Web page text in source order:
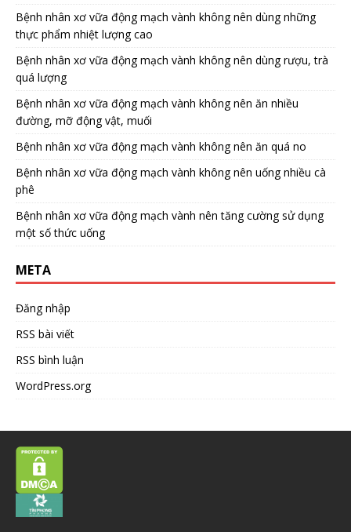
Bệnh nhân xơ vữa động mạch vành không nên dùng những
thực phẩm nhiệt lượng cao
Bệnh nhân xơ vữa động mạch vành không nên dùng rượu, trà
quá lượng
Bệnh nhân xơ vữa động mạch vành không nên ăn nhiều
đường, mỡ động vật, muối
Bệnh nhân xơ vữa động mạch vành không nên ăn quá no
Bệnh nhân xơ vữa động mạch vành không nên uống nhiều cà
phê
Bệnh nhân xơ vữa động mạch vành nên tăng cường sử dụng
một số thức uống
META
Đăng nhập
RSS bài viết
RSS bình luận
WordPress.org